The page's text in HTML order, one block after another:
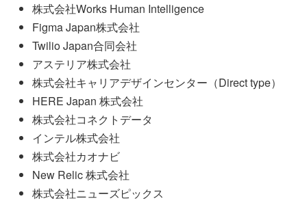
株式会社Works Human Intelligence
Figma Japan株式会社
Twilio Japan合同会社
アステリア株式会社
株式会社キャリアデザインセンター（Direct type）
HERE Japan 株式会社
株式会社コネクトデータ
インテル株式会社
株式会社カオナビ
New Relic 株式会社
株式会社ニューズピックス